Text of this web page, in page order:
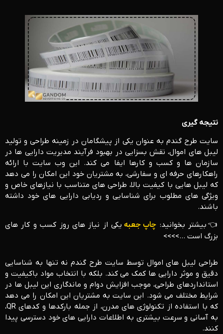
نتیجه گیری
سایت طرح گندم به عنوان یکی از پیشگامان در زمینه طراحی و تولید
لیبل‌ های اموال، نقش بسزایی در بهبود فرآیند مدیریت دارایی ‌ها در
سازمان ‌ها و کسب ‌و کارها ایفا می ‌کند. این وب ‌سایت با ارائه
راهکارهای حرفه‌ ای و سفارشی، به مشتریان خود این امکان را می ‌دهد
که لیبل ‌هایی با کیفیت بالا، طراحی ‌های متناسب با نیازهای خاص و
ویژگی‌ های مطلوب برای شناسایی و ردیابی دارایی‌ های خود داشته
باشند.
👈بیشتر بخوانید: چاپ جعبهیکی از نیاز های روز کسب و کار های
بزرگ است …>>>>
طراحی لیبل ‌های اموال توسط سایت طرح گندم نه تنها به شناسایی
دقیق و موثر دارایی‌ ها کمک می ‌کند. بلکه با انتخاب مواد باکیفیت و
استانداردهای طراحی، موجب افزایش دوام و ماندگاری این لیبل ‌ها در
شرایط مختلف می‌ شود. این سایت به مشتریان این امکان را می ‌دهد
که با استفاده از تکنولوژی‌ های مدرن، از جمله بارکدها و کدهای QR،
به آسانی و سرعت بیشتری به اطلاعات دارایی ‌های خود دسترسی پیدا
کنند.